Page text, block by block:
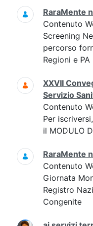
RaraMente
Contenuto
Screening
percorso
Regioni e PA
XXVII
Servizio
Contenuto
Per
il MODULO
RaraMente
Contenuto
Giornata
Registro
Congenite